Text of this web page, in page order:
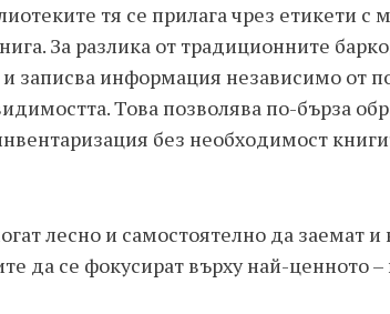
тя се прилага чрез етикети с
За разлика от традиционните
записва информация независимо от
Това позволява по-бърза
без необходимост
лесно и самостоятелно да заемат
да се фокусират върху най-ценното –